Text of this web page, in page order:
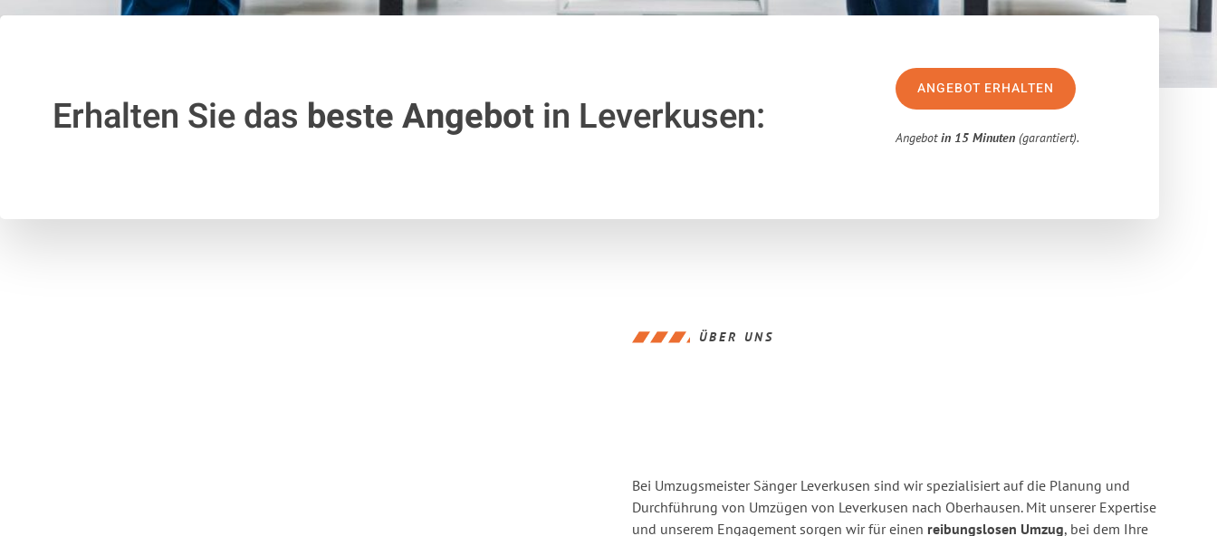
Erhalten Sie das beste Angebotin Leverkusen:
ANGEBOT ERHALTEN
Angebotin 15 Minuten (garantiert).
ÜBER UNS
Bei Umzugsmeister Sänger Leverkusen sind wir spezialisiert auf die Planung und
Durchführung von Umzügen von Leverkusen nach Oberhausen. Mit unserer Expertise
und unserem Engagement sorgen wir für einen reibungslosen Umzug, bei dem Ihre